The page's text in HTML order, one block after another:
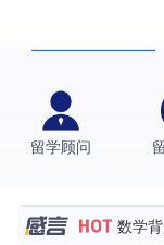
留学顾问
伯明
西南
硕士
数学